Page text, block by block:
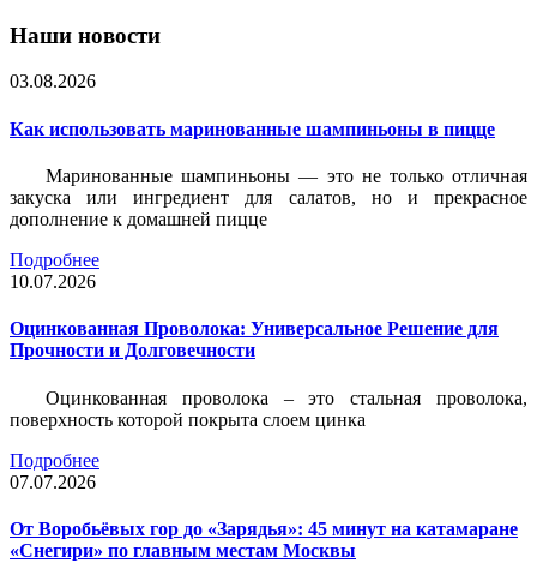
Наши новости
03.08.2026
Как использовать маринованные шампиньоны в пицце
Маринованные шампиньоны — это не только отличная
закуска или ингредиент для салатов, но и прекрасное
дополнение к домашней пицце
Подробнее
10.07.2026
Оцинкованная Проволока: Универсальное Решение для
Прочности и Долговечности
Оцинкованная проволока – это стальная проволока,
поверхность которой покрыта слоем цинка
Подробнее
07.07.2026
От Воробьёвых гор до «Зарядья»: 45 минут на катамаране
«Снегири» по главным местам Москвы